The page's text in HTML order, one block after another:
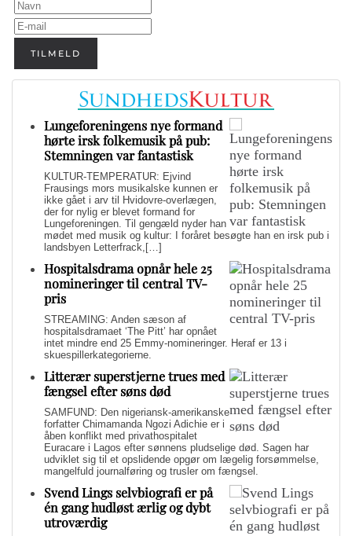
TILMELD
Lungeforeningens nye formand
hørte irsk folkemusik på pub:
Stemningen var fantastisk
KULTUR-TEMPERATUR: Ejvind
Frausings mors musikalske kunnen er
ikke gået i arv til Hvidovre-overlægen,
der for nylig er blevet formand for
Lungeforeningen. Til gengæld nyder han
mødet med musik og kultur: I foråret besøgte han en irsk pub i
landsbyen Letterfrack,[…]
Hospitalsdrama opnår hele 25
nomineringer til central TV-
pris
STREAMING: Anden sæson af
hospitalsdramaet ‘The Pitt’ har opnået
intet mindre end 25 Emmy-nomineringer. Heraf er 13 i
skuespillerkategorierne.
Litterær superstjerne trues med
fængsel efter søns død
SAMFUND: Den nigeriansk-amerikanske
forfatter Chimamanda Ngozi Adichie er i
åben konflikt med privathospitalet
Euracare i Lagos efter sønnens pludselige død. Sagen har
udviklet sig til et opslidende opgør om lægelig forsømmelse,
mangelfuld journalføring og trusler om fængsel.
Svend Lings selvbiografi er på
én gang hudløst ærlig og dybt
utroværdig